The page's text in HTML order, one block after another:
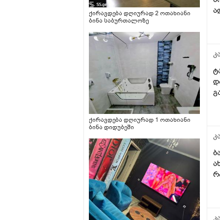
ქირავდება დღიურად 2 ოთახიანი
ბინა საბურთალოზე
ქირავდება დღიურად 1 ოთახიანი
ბინა დიდუბეში